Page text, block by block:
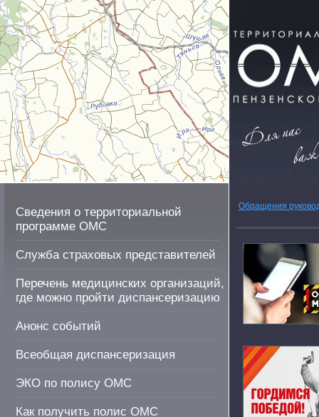
Сведения о территориальной
программе ОМС
Служба страховых представителей
Перечень медицинских организаций,
где можно пройти диспансеризацию
Анонс событий
Всеобщая диспансеризация
ЭКО по полису ОМС
Как получить полис ОМС
Обращения